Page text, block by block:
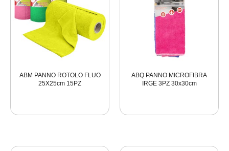
ABM PANNO ROTOLO FLUO
25X25cm 15PZ
ABQ PANNO MICROFIBRA
IRGE 3PZ 30x30cm